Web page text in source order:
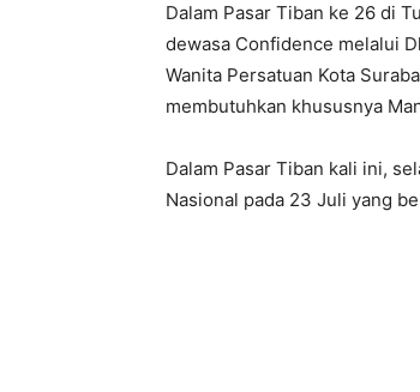
Dalam Pasar Tiban ke 26 di
dewasa Confidence melalui
Wanita Persatuan Kota
membutuhkan khususnya
Dalam Pasar Tiban kali ini,
Nasional pada 23 Juli yang